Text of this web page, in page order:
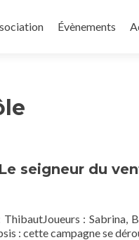
Évènements
seigneur du
: Sabrina,
: cette campagne se